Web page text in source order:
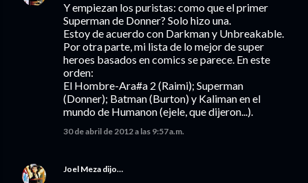
Y empiezan los puristas: como que el primer
Superman de Donner? Solo hizo una.
Estoy de acuerdo con Darkman y Unbreakable.
Por otra parte, mi lista de lo mejor de super
heroes basados en comics se parece. En este
orden:
El Hombre-Ara#a 2 (Raimi); Superman
(Donner); Batman (Burton) y Kaliman en el
mundo de Humanon (ejele, que dijeron...).
30 de abril de 2012 a las 9:57 a.m.
Joel Meza dijo…